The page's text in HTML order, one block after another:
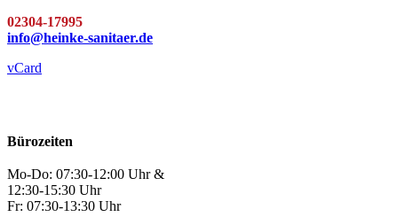
02304-17995
info@heinke-sanitaer.de
vCard
Bürozeiten
Mo-Do: 07:30-12:00 Uhr &
12:30-15:30 Uhr
Fr: 07:30-13:30 Uhr